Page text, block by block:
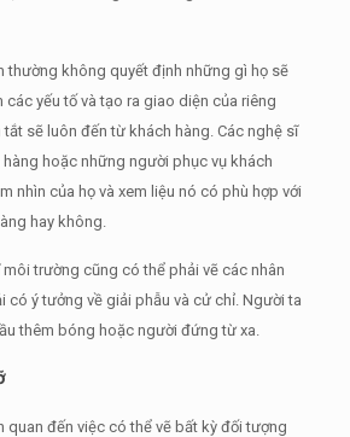
thường không quyết định những gì họ sẽ
các yếu tố và tạo ra giao diện của riêng
sẽ luôn đến từ khách hàng. Các nghệ sĩ
hoặc những người phục vụ khách
nhìn của họ và xem liệu nó có phù hợp với
hay không.
trường cũng có thể phải vẽ các nhân
có ý tưởng về giải phẫu và cử chỉ. Người ta
thêm bóng hoặc người đứng từ xa.
quan đến việc có thể vẽ bất kỳ đối tượng